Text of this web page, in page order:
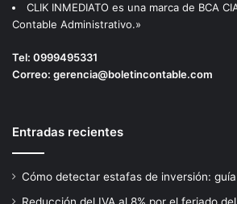
CLIK INMEDIATO es una marca de BCA
Contable Administrativo.»
Tel: 0999495331
Correo: gerencia@boletincontable.com
Entradas recientes
Cómo detectar estafas de inversión: